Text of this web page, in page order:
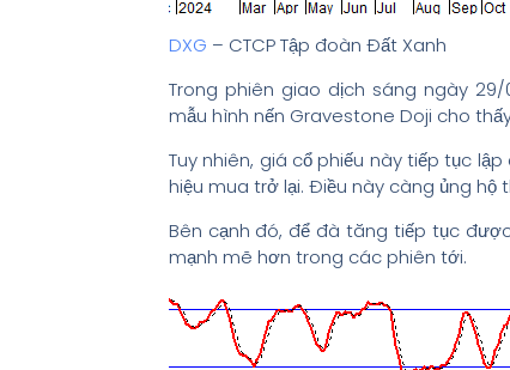
DXG – CTCP Tập đoàn Đất Xanh
Trong phiên giao dịch sáng ngày
mẫu hình nến Gravestone Doji cho
Tuy nhiên, giá cổ phiếu này tiếp tục
hiệu mua trở lại. Điều này càng ủng
Bên cạnh đó, để đà tăng tiếp tục
mạnh mẽ hơn trong các phiên tới.